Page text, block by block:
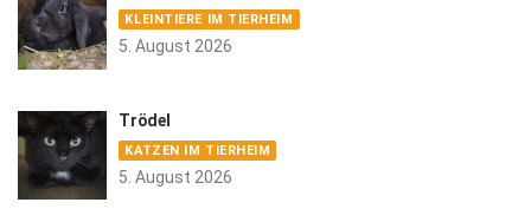
KLEINTIERE IM TIERHEIM
5. August 2026
Trödel
KATZEN IM TIERHEIM
5. August 2026